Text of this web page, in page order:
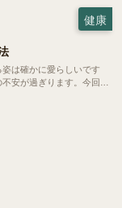
健康
は確かに愛らしいです
安が過ぎります。今回